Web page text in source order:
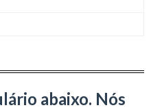
abaixo. Nós